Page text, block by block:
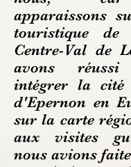
apparaissons
touristique
Centre-Val de
avons
intégrer la cité
d'Epernon en
sur la carte
aux visites
nous avions